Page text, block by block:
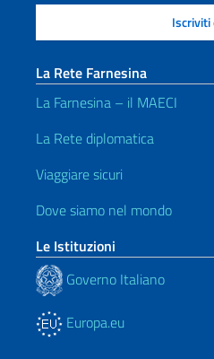
La Rete Farnesina
La Farnesina – il MAECI
La Rete diplomatica
Viaggiare sicuri
Dove siamo nel mondo
Le Istituzioni
Governo Italiano
Europa.eu